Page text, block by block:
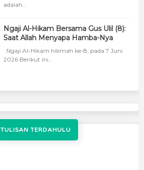
adalah...
Ngaji Al-Hikam Bersama Gus Ulil (8):
Saat Allah Menyapa Hamba-Nya
Ngaji Al-Hikam hikmah ke-8, pada 7 Juni
2026 Berikut ini...
TULISAN TERDAHULU